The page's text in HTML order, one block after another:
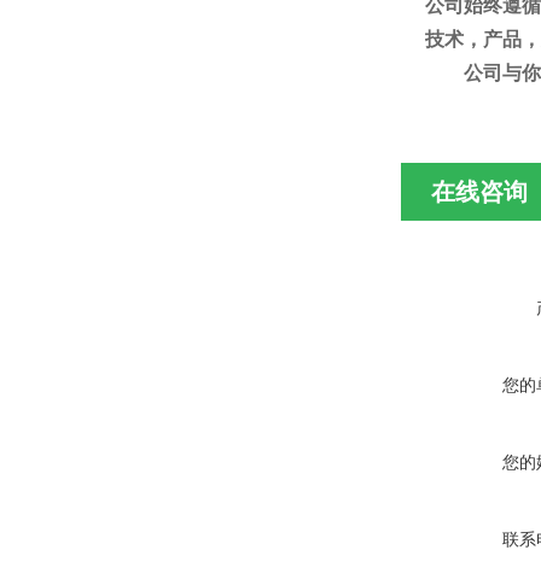
公司始终遵循
技术，产品
公司 与
在线咨询
您的
您的
联系